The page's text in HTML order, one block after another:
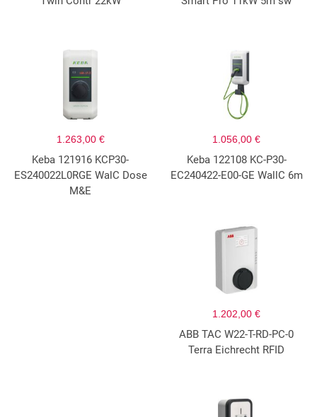
1.263,00 €
Keba 121916 KCP30-
ES240022L0RGE WalC Dose
M&E
1.056,00 €
Keba 122108 KC-P30-
EC240422-E00-GE WallC 6m
1.202,00 €
ABB TAC W22-T-RD-PC-0
Terra Eichrecht RFID